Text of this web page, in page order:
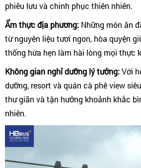
phiêu lưu và chinh phục thiên nhiên.
Ẩm thực địa phương: Những món ăn
từ nguyên liệu tươi ngon, hòa quyện
thống hứa hẹn làm hài lòng mọi thực
Không gian nghỉ dưỡng lý tưởng:Với
dưỡng, resort và quán cà phê view
thư giãn và tận hưởng khoảnh khắc
nhiên.